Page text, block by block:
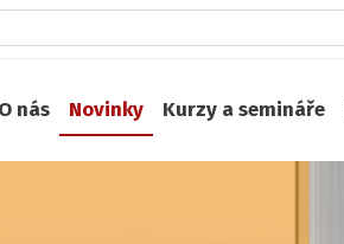
O nás Novinky Kurzy a semináře